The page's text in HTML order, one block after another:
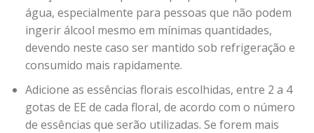
água, especialmente para pessoas que não podem
ingerir álcool mesmo em mínimas quantidades,
devendo neste caso ser mantido sob refrigeração e
consumido mais rapidamente.
Adicione as essências florais escolhidas, entre 2 a 4
gotas de EE de cada floral, de acordo com o número
de essências que serão utilizadas. Se forem mais